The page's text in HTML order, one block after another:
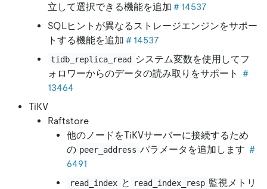
立して選択できる機能を追加 ＃14537
SQLヒントが異なるストレージエンジンをサポー
トする機能を追加 ＃14537
tidb_replica_read システム変数を使用してフ
ォロワーからのデータの読み取りをサポート ＃
13464
TiKV
Raftstore
他のノードをTiKVサーバーに接続するため
の peer_address パラメータを追加します ＃
6491
read_index と read_index_resp 監視メトリ